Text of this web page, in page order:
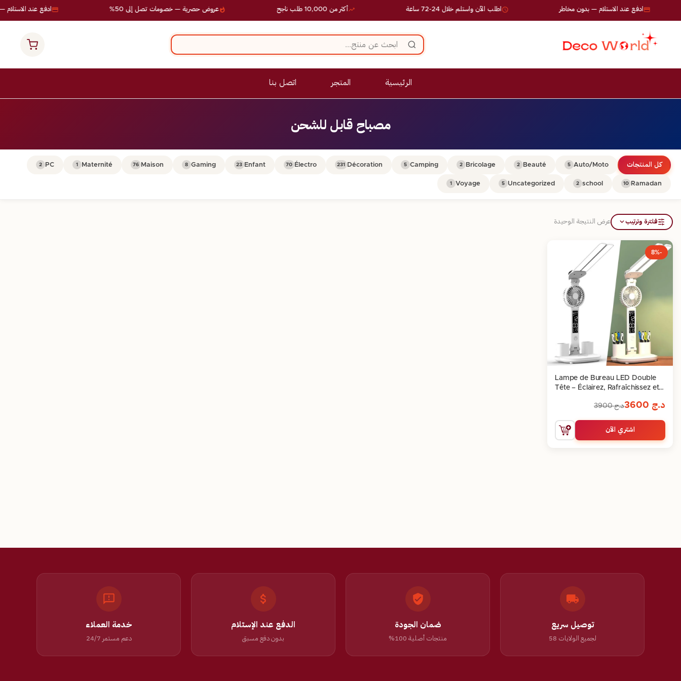
ادفع عند الاستلام — عروض حصرية — خصومات تصل إلى 50% أكثر من 10,000 طلب ناجح اطلب الآن واستلم خلال 24-72 ساعة ادفع عند الاستلام — بدون مخاطر
الرئيسية المتجر اتصل بنا
مصباح قابل للشحن
كل المنتجات Auto/Moto
5
Beauté
2
Bricolage
2
Camping
5
Décoration
231
Électro
70
Enfant
23
Gaming
8
Maison
76
Maternité
1
PC
2
Ramadan
10
school
2
Uncategorized
5
Voyage
1
فلترة وترتيب عرض النتيجة الوحيدة
-8%
Lampe de Bureau LED Double
Tête – Éclairez, Rafraîchissez et
د.ج د.ج3900
اشتري الآن
توصيل سريع
لجميع الولايات 58
ضمان الجودة
منتجات أصلية 100%
الدفع عند الإستلام
بدون دفع مسبق
خدمة العملاء
دعم مستمر 24/7